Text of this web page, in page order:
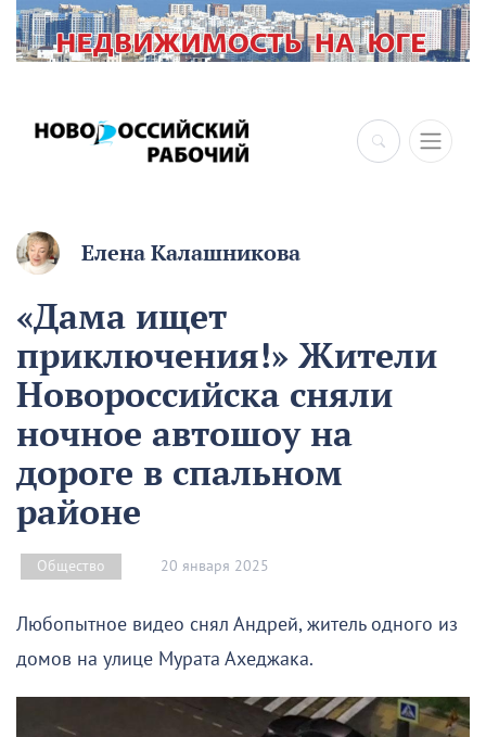
Елена Калашникова
«Дама ищет
приключения!» Жители
Новороссийска сняли
ночное автошоу на
дороге в спальном
районе
Общество 20 января 2025
Любопытное видео снял Андрей, житель одного из
домов на улице Мурата Ахеджака.